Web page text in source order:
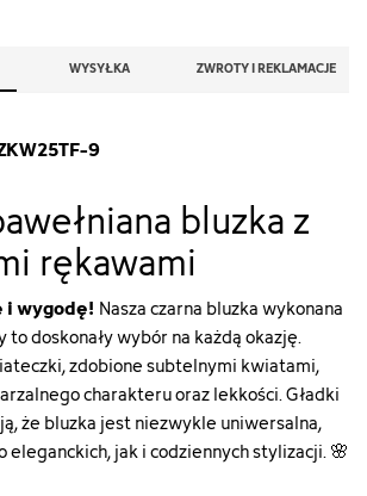
WYSYŁKA ZWROTY I REKLAMACJE
9
bluzka z
rękawami
i wygodę! Nasza czarna bluzka wykonana
to doskonały wybór na każdą okazję.
zdobione subtelnymi kwiatami,
charakteru oraz lekkości. Gładki
że bluzka jest niezwykle uniwersalna,
eleganckich, jak i codziennych stylizacji. 🌸